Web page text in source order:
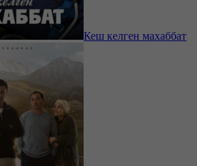
Кеш келген махаббат